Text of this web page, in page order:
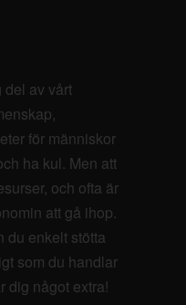
del av vårt
för människor
ha kul. Men att
och ofta är
att gå ihop.
du enkelt stötta
som du handlar
dig något extra!